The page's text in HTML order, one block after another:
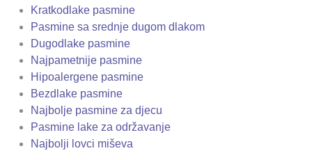
Kratkodlake pasmine
Pasmine sa srednje dugom dlakom
Dugodlake pasmine
Najpametnije pasmine
Hipoalergene pasmine
Bezdlake pasmine
Najbolje pasmine za djecu
Pasmine lake za održavanje
Najbolji lovci miševa